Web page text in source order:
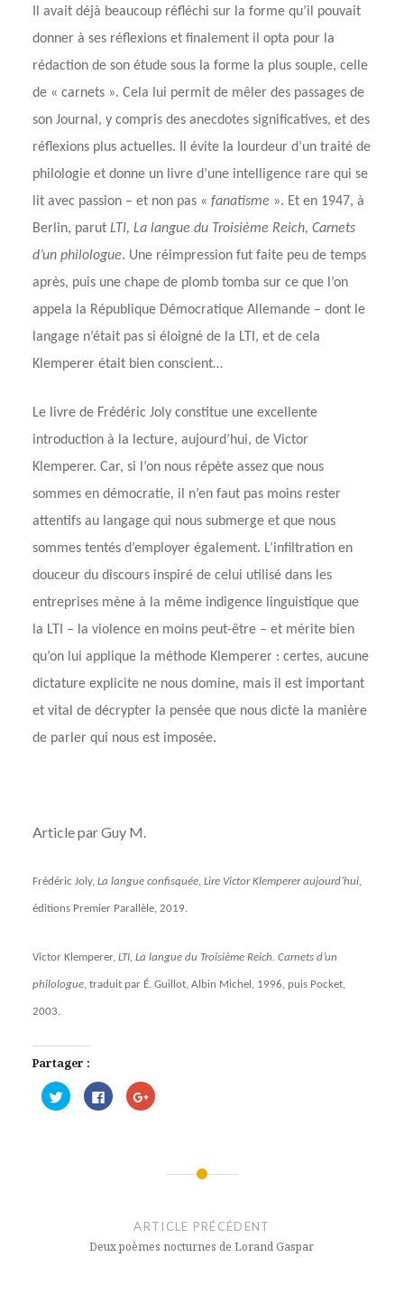
Il avait déjà beaucoup réfléchi sur la forme qu’il pouvait
donner à ses réflexions et finalement il opta pour la
rédaction de son étude sous la forme la plus souple, celle
de « carnets ». Cela lui permit de mêler des passages de
son Journal, y compris des anecdotes significatives, et des
réflexions plus actuelles. Il évite la lourdeur d’un traité de
philologie et donne un livre d’une intelligence rare qui se
lit avec passion – et non pas « fanatisme ». Et en 1947, à
Berlin, parut LTI, La langue du Troisième Reich, Carnets
d’un philologue. Une réimpression fut faite peu de temps
après, puis une chape de plomb tomba sur ce que l’on
appela la République Démocratique Allemande – dont le
langage n’était pas si éloigné de la LTI, et de cela
Klemperer était bien conscient…
Le livre de Frédéric Joly constitue une excellente
introduction à la lecture, aujourd’hui, de Victor
Klemperer. Car, si l’on nous répète assez que nous
sommes en démocratie, il n’en faut pas moins rester
attentifs au langage qui nous submerge et que nous
sommes tentés d’employer également. L’infiltration en
douceur du discours inspiré de celui utilisé dans les
entreprises mène à la même indigence linguistique que
la LTI – la violence en moins peut-être – et mérite bien
qu’on lui applique la méthode Klemperer : certes, aucune
dictature explicite ne nous domine, mais il est important
et vital de décrypter la pensée que nous dicte la manière
de parler qui nous est imposée.
Article par Guy M.
Frédéric Joly, La langue confisquée, Lire Victor Klemperer aujourd’hui,
éditions Premier Parallèle, 2019.
Victor Klemperer, LTI, La langue du Troisième Reich. Carnets d’un
philologue, traduit par É. Guillot, Albin Michel, 1996, puis Pocket,
2003.
Partager :
Cliquez
pour
partager
Cliquez
pour
partager
Cliquez
pour
nouvelle
l’article
ARTICLE PRÉCÉDENT
Deux poèmes nocturnes de Lorand Gaspar